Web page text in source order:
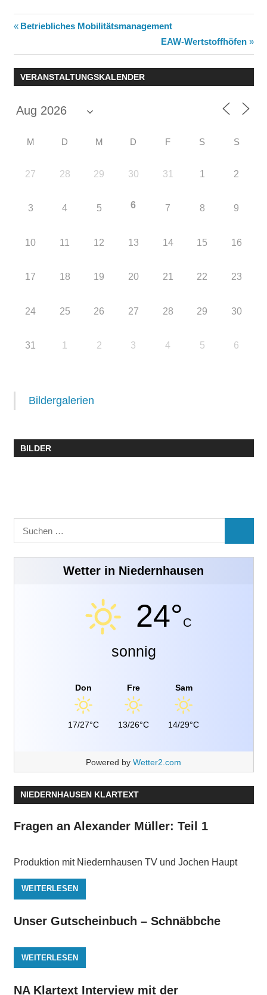
Beitragsnavigation
Vorheriger
Betriebliches Mobilitätsmanagement
Nächster
Beitrag:
EAW-Wertstoffhöfen
VERANSTALTUNGSKALENDER
M D M D F S S
27 28 29 30 31 1 2
3 4 5 6 7 8 9
10 11 12 13 14 15 16
17 18 19 20 21 22 23
24 25 26 27 28 29 30
31 1 2 3 4 5 6
Bildergalerien
BILDER
Suchen
nach:
Wetter in Niedernhausen
24°C
sonnig
Don
17/27°C
Fre
13/26°C
Sam
14/29°C
Powered by Wetter2.com
NIEDERNHAUSEN KLARTEXT
Fragen an Alexander Müller: Teil 1
Produktion mit Niedernhausen TV und Jochen Haupt
WEITERLESEN
Unser Gutscheinbuch – Schnäbbche
WEITERLESEN
NA Klartext Interview mit der